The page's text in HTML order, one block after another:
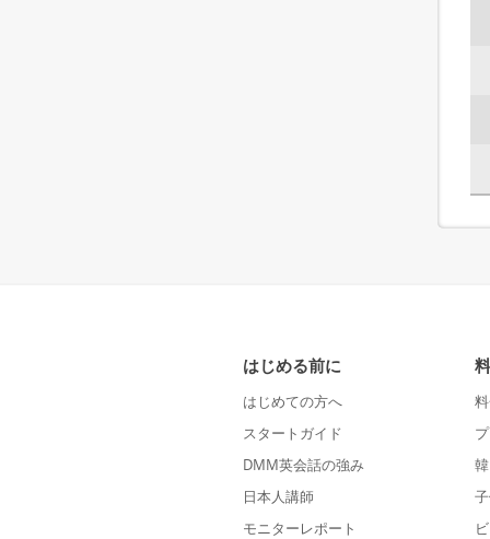
はじめる前に
はじめての方へ
スタートガイド
DMM英会話の強み
日本人講師
モニターレポート